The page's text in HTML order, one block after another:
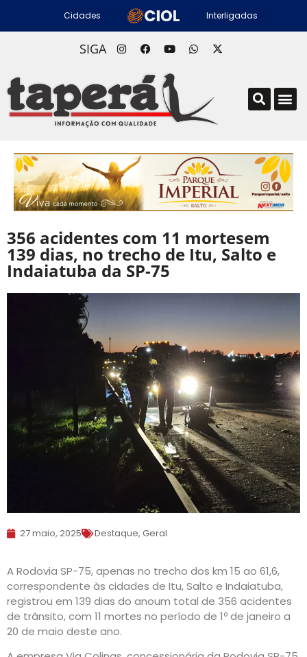
Cidades Interligadas
SIGA
356 acidentes com 11 mortesem
139 dias, no trecho de Itu, Salto e
Indaiatuba da SP-75
27 maio, 2025 Destaque, Geral
A Rodovia SP-75, apenas no trecho dos km 15 ao 61,6,
correspondente às cidades de Itu, Salto e Indaiatuba,
registrou em 139 dias do anoum total de 356 acidentes
de trânsito, com 11 mortes no período de 1º de janeiro a
20 de maio deste ano.